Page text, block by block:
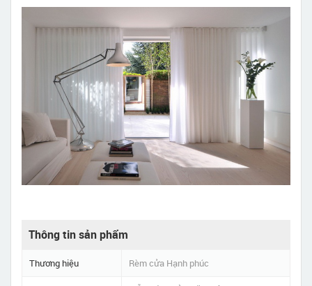
Thông tin sản phẩm
Thương hiệu Rèm cửa Hạnh phúc